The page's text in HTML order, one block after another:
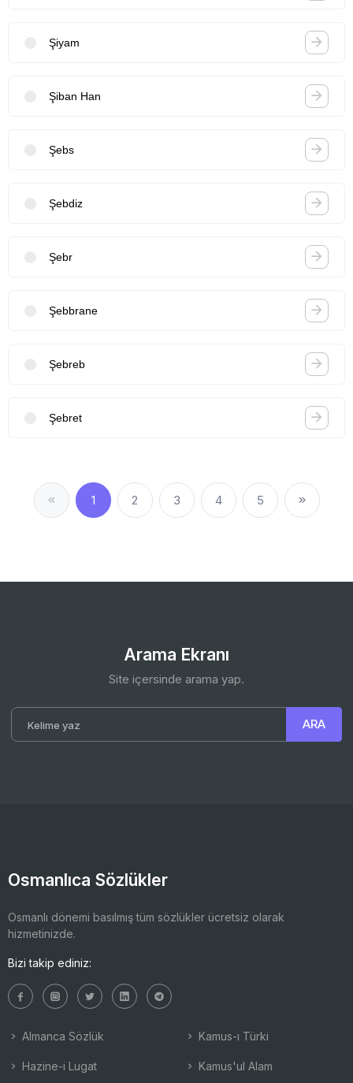
Şiyam
Şiban Han
Şebs
Şebdiz
Şebr
Şebbrane
Şebreb
Şebret
1 2 3 4 5
Arama Ekranı
Site içersinde arama yap.
Osmanlıca Sözlükler
Osmanlı dönemi basılmış tüm sözlükler ücretsiz olarak
hizmetinizde.
Bizi takip ediniz:
Almanca Sözlük
Hazine-i Lugat
Kamus-ı Türki
Kamus'ul Alam